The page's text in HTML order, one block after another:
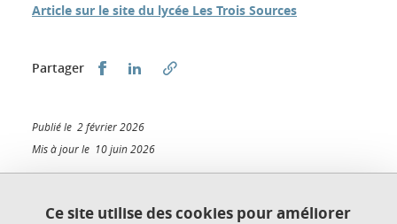
Article sur le site du lycée Les Trois Sources
Partager Partager sur Facebook
Partager sur LinkedIn
Publié le 2 février 2026
Mis à jour le 10 juin 2026
Ce site utilise des cookies pour améliorer